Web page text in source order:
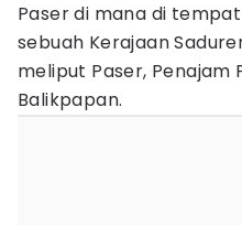
Paser di mana di
sebuah Kerajaan
meliput Paser, Penajam
Balikpapan.